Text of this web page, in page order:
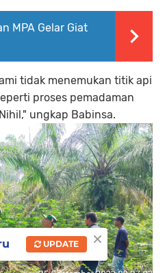
MPA Gelar Giat
tidak menemukan titik api
proses pemadaman
ungkap Babinsa.
×
UPDATE